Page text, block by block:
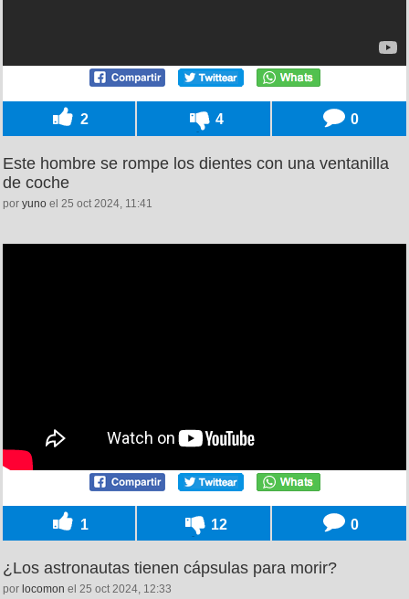
2 4 0
Este hombre se rompe los dientes con una ventanilla
de coche
por yuno el 25 oct 2024, 11:41
1 12 0
¿Los astronautas tienen cápsulas para morir?
por locomon el 25 oct 2024, 12:33